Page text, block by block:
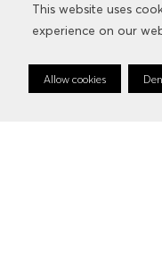
This website uses
experience on our
Allow cookies
This website uses
experience on our
Allow cookies
SERVICIOS
INFORMACIÓN